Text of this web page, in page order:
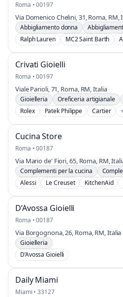
Roma • 00197
Via Domenico Chelini, 31, Roma, RM,
Abbigliamento donna
Ralph Lauren
MC2 Saint Barth
Crivati Gioielli
Roma • 00197
Viale Parioli, 71, Roma, RM, Italia
Gioielleria Oreficeria artigianale
Rolex
Patek Philippe Cartier
Cucina Store
Roma • 00187
Via Mario de' Fiori, 65, Roma, RM,
Complementi per la cucina
Alessi
Le Creuset KitchenAid
D’Avossa Gioielli
Roma • 00187
Via Borgognona, 26, Roma, RM, Italia
Gioielleria
D’Avossa Gioielli
Daily Miami
Miami • 33127